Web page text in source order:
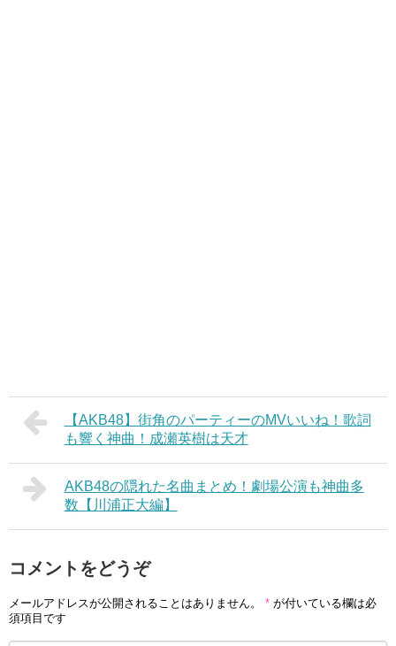
【AKB48】街角のパーティーのMVいいね！歌詞
も響く神曲！成瀬英樹は天才
AKB48の隠れた名曲まとめ！劇場公演も神曲多
数【川浦正大編】
コメントをどうぞ
メールアドレスが公開されることはありません。 * が付いている欄は必
須項目です